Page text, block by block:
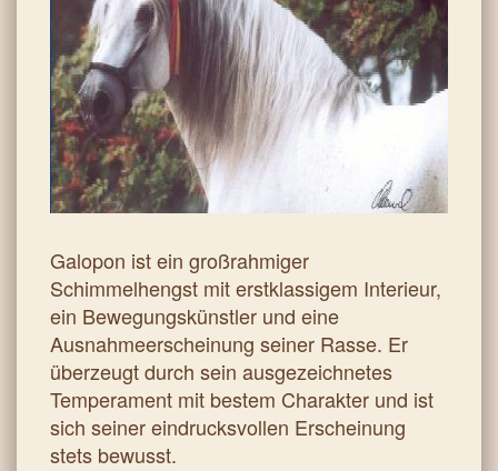
Galopon ist ein großrahmiger
Schimmelhengst mit erstklassigem Interieur,
ein Bewegungskünstler und eine
Ausnahmeerscheinung seiner Rasse. Er
überzeugt durch sein ausgezeichnetes
Temperament mit bestem Charakter und ist
sich seiner eindrucksvollen Erscheinung
stets bewusst.